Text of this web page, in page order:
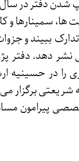
سمینارها و
ببیند و
نشر دهد. دفتر
در حسینیه
برگزار
تخصصی پیرامون